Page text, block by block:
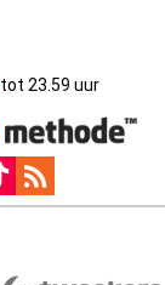
tot 23.59 uur